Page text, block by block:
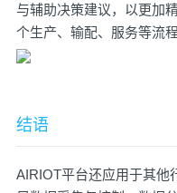
与辅助决策建议，以更加
个生产、输配、服务等流
结语
AIRIOT平台还应用于其他